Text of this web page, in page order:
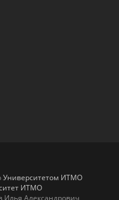
Университетом ИТМО
ИТМО
Илья Александрович